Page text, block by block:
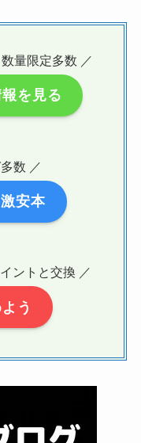
量限定多数 ／
を見る
数 ／
安本
ントと交換 ／
う